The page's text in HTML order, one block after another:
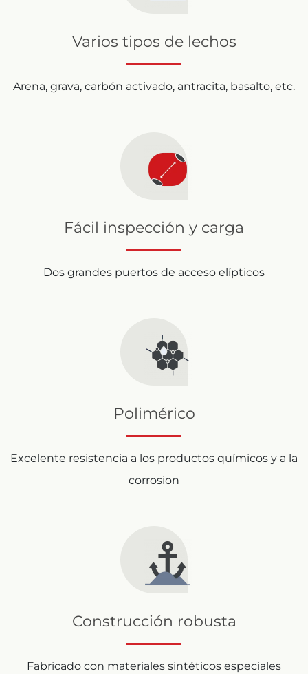
Varios tipos de lechos
Arena, grava, carbón activado, antracita, basalto, etc.
Fácil inspección y carga
Dos grandes puertos de acceso elípticos
Polimérico
Excelente resistencia a los productos químicos y a la
corrosion
Construcción robusta
Fabricado con materiales sintéticos especiales